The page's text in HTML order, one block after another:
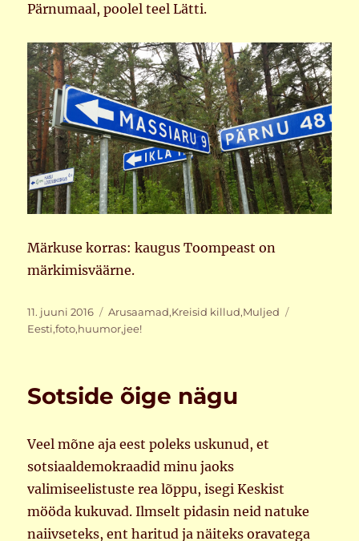
Pärnumaal, poolel teel Lätti.
Märkuse korras: kaugus Toompeast on
märkimisväärne.
Postitatud
11. juuni 2016 Rubriigid
Arusaamad,Kreisid killud,Muljed
Eesti,foto,huumor,jee!
Sotside õige nägu
Veel mõne aja eest poleks uskunud, et
sotsiaaldemokraadid minu jaoks
valimiseelistuste rea lõppu, isegi Keskist
mööda kukuvad. Ilmselt pidasin neid natuke
naiivseteks, ent haritud ja näiteks oravatega